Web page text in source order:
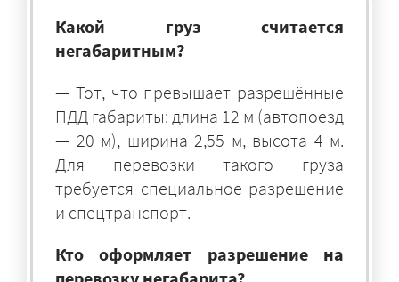
Какой груз считается
негабаритным?
— Тот, что превышает разрешённые
ПДД габариты: длина 12 м (автопоезд
— 20 м), ширина 2,55 м, высота 4 м.
Для перевозки такого груза
требуется специальное разрешение
и спецтранспорт.
Кто оформляет разрешение на